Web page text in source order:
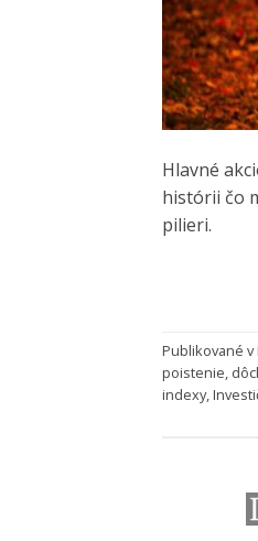
Hlavné
histórii čo
pilieri.
Publikované v
poistenie,
indexy,